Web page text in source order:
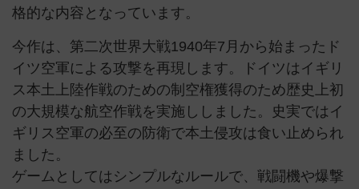
格的な内容となっています。
今作は、第二次世界大戦1940年7月から始まったド
イツ空軍による攻撃を再現します。ドイツはイギリ
ス本土上陸作戦のための制空権獲得のため歴史上初
の大規模な航空作戦を実施ししました。史実ではイ
ギリス空軍の必至の防衛で本土侵攻は食い止められ
ました。
ゲームとしてはシンプルなルールで、戦闘機や爆撃